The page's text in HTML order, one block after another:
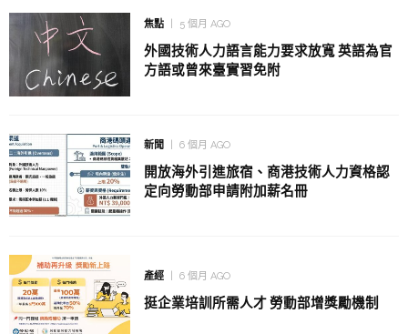
焦點 5 個月 AGO
外國技術人力語言能力要求放寬 英語為官
方語或曾來臺實習免附
新聞 6 個月 AGO
開放海外引進旅宿、商港技術人力資格認
定向勞動部申請附加薪名冊
產經 6 個月 AGO
挺企業培訓所需人才 勞動部增獎勵機制